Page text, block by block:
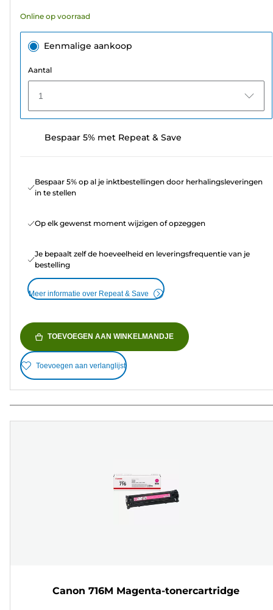
Online op voorraad
Eenmalige aankoop
Aantal
1
Bespaar 5% met Repeat & Save
Bespaar 5% op al je inktbestellingen door herhalingsleveringen
in te stellen
Op elk gewenst moment wijzigen of opzeggen
Je bepaalt zelf de hoeveelheid en leveringsfrequentie van je
bestelling
Meer informatie over Repeat & Save
TOEVOEGEN AAN WINKELMANDJE
Toevoegen aan verlanglijst
Canon 716M Magenta-tonercartridge